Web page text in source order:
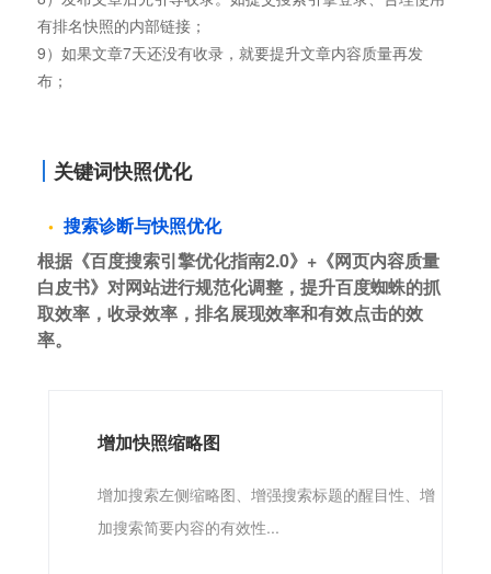
有排名快照的内部链接；
9）如果文章7天还没有收录，就要提升文章内容质量再发
布；
关键词快照优化
搜索诊断与快照优化
根据《百度搜索引擎优化指南2.0》+《网页内容质量
白皮书》对网站进行规范化调整，提升百度蜘蛛的抓
取效率，收录效率，排名展现效率和有效点击的效
率。
增加快照缩略图
增加搜索左侧缩略图、增强搜索标题的醒目性、增
加搜索简要内容的有效性...